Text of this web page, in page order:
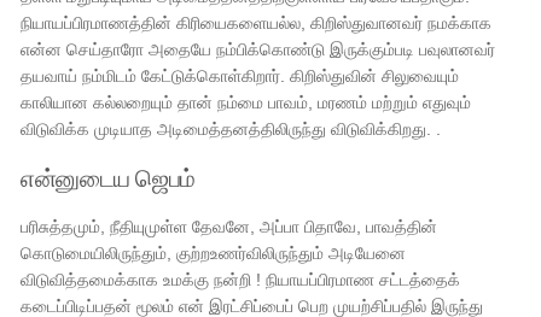
நியாயப்பிரமாணத்தின் கிரியைகளையல்ல, கிறிஸ்துவானவர் நமக்காக
என்ன செய்தாரோ அதையே நம்பிக்கொண்டு இருக்கும்படி பவுலானவர்
தயவாய் நம்மிடம் கேட்டுக்கொள்கிறார். கிறிஸ்துவின் சிலுவையும்
காலியான கல்லறையும் தான் நம்மை பாவம், மரணம் மற்றும் எதுவும்
விடுவிக்க முடியாத அடிமைத்தனத்திலிருந்து விடுவிக்கிறது. .
என்னுடைய ஜெபம்
பரிசுத்தமும், நீதியுமுள்ள தேவனே, அப்பா பிதாவே, பாவத்தின்
கொடுமையிலிருந்தும், குற்றஉணர்விலிருந்தும் அடியேனை
விடுவித்தமைக்காக உமக்கு நன்றி ! நியாயப்பிரமாண சட்டத்தைக்
கடைப்பிடிப்பதன் மூலம் என் இரட்சிப்பைப் பெற முயற்சிப்பதில் இருந்து